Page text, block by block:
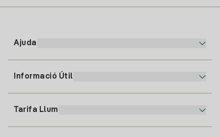
Ajuda
Informació Útil
Tarifa Llum